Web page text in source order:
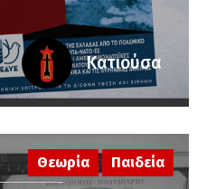
Κατιούσα
Θεωρία Παιδεία